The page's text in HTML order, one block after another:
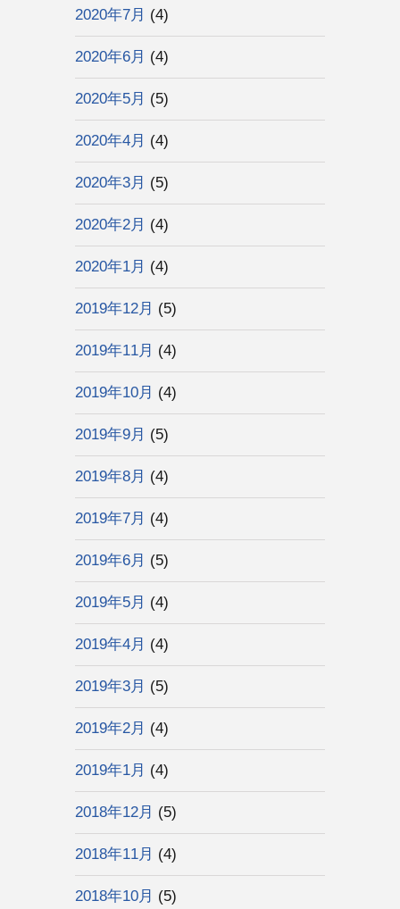
2020年7月 (4)
2020年6月 (4)
2020年5月 (5)
2020年4月 (4)
2020年3月 (5)
2020年2月 (4)
2020年1月 (4)
2019年12月 (5)
2019年11月 (4)
2019年10月 (4)
2019年9月 (5)
2019年8月 (4)
2019年7月 (4)
2019年6月 (5)
2019年5月 (4)
2019年4月 (4)
2019年3月 (5)
2019年2月 (4)
2019年1月 (4)
2018年12月 (5)
2018年11月 (4)
2018年10月 (5)